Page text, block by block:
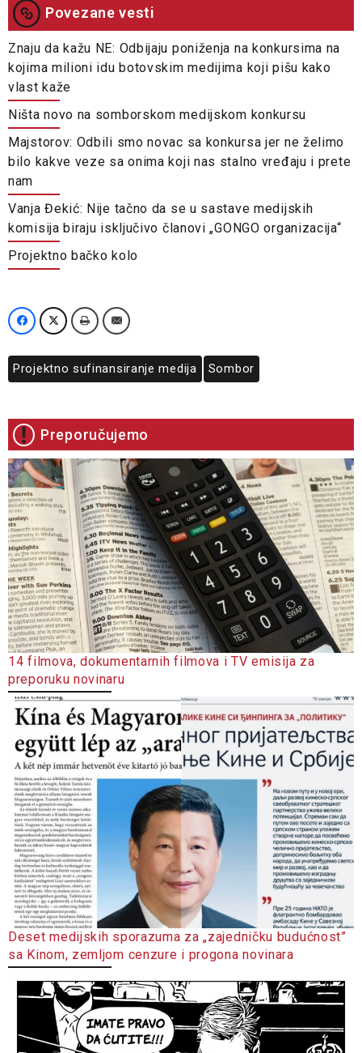
Povezane vesti
Znaju da kažu NE: Odbijaju poniženja na konkursima na
kojima milioni idu botovskim medijima koji pišu kako
vlast kaže
Ništa novo na somborskom medijskom konkursu
Majstorov: Odbili smo novac sa konkursa jer ne želimo
bilo kakve veze sa onima koji nas stalno vređaju i prete
nam
Vanja Đekić: Nije tačno da se u sastave medijskih
komisija biraju isključivo članovi „GONGO organizacija“
Projektno bačko kolo
Projektno sufinansiranje medija Sombor
Preporučujemo
14 filmova, dokumentarnih filmova i TV emisija za
preporuku novinaru
Deset medijskih sporazuma za „zajedničku budućnost”
sa Kinom, zemljom cenzure i progona novinara